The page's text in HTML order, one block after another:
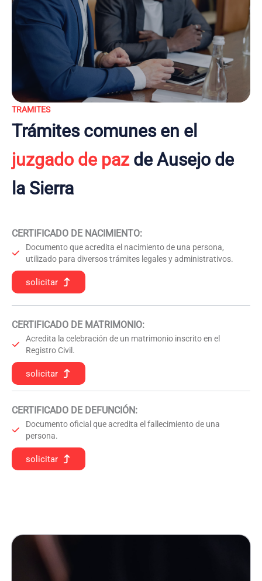
TRAMITES
Trámites comunes en el
juzgado de pazde Ausejo de
la Sierra
CERTIFICADO DE NACIMIENTO:
Documento que acredita el nacimiento de una persona,
utilizado para diversos trámites legales y administrativos.
solicitar
CERTIFICADO DE MATRIMONIO:
Acredita la celebración de un matrimonio inscrito en el
Registro Civil.
solicitar
CERTIFICADO DE DEFUNCIÓN:
Documento oficial que acredita el fallecimiento de una
persona.
solicitar